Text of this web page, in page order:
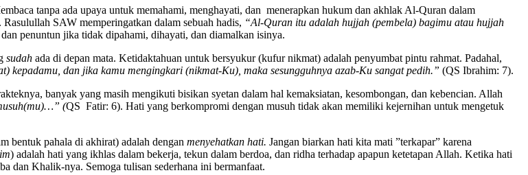
tanpa ada upaya untuk memahami, menghayati, dan menerapkan hukum dan akhlak Al-Quran dalam
SAW memperingatkan dalam sebuah hadis, “Al-Quran itu adalah hujjah (pembela) bagimu atau hujjah
penuntun jika tidak dipahami, dihayati, dan diamalkan isinya.
sudah ada di depan mata. Ketidaktahuan untuk bersyukur (kufur nikmat) adalah penyumbat pintu rahmat. Padahal,
kepadamu, dan jika kamu mengingkari (nikmat-Ku), maka sesungguhnya azab-Ku sangat pedih.” (QS Ibrahim: 7).
banyak yang masih mengikuti bisikan syetan dalam hal kemaksiatan, kesombongan, dan kebencian. Allah
(QS Fatir: 6). Hati yang berkompromi dengan musuh tidak akan memiliki kejernihan untuk mengetuk
bentuk pahala di akhirat) adalah dengan menyehatkan hati. Jangan biarkan hati kita mati ”terkapar” karena
) adalah hati yang ikhlas dalam bekerja, tekun dalam berdoa, dan ridha terhadap apapun ketetapan Allah. Ketika hati
dan Khalik-nya. Semoga tulisan sederhana ini bermanfaat.